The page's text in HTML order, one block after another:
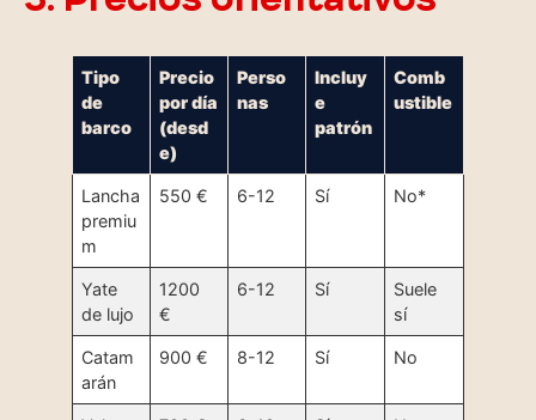
Tipo
de
barco
Precio
por día
(desd
e)
Perso
nas
Incluy
e
patrón
Comb
ustible
Lancha
premiu
m
550 € 6-12 Sí No*
Yate
de lujo
1200
€
6-12 Sí
Suele
sí
Catam
arán
900 € 8-12 Sí No